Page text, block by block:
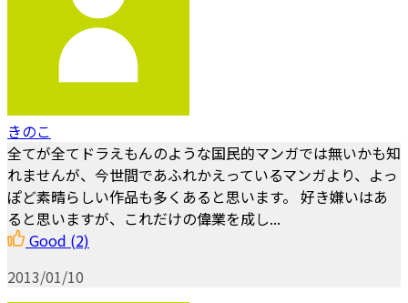
きのこ
全てが全てドラえもんのような国民的マンガでは無いかも知
れませんが、今世間であふれかえっているマンガより、よっ
ぽど素晴らしい作品も多くあると思います。 好き嫌いはあ
ると思いますが、これだけの偉業を成し...
Good (2)
2013/01/10